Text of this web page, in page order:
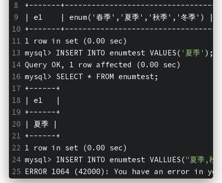
+-------+-----------------------------------
| e1    | enum('春季','夏季','秋季','冬季
+-------+-----------------------------------
1 row in set (0.00 sec)
mysql> INSERT INTO enumtest VALUES( '夏季' );
Query OK, 1 row affected (0.00 sec)
mysql> SELECT * FROM enumtest;
+------+
| e1   |
+------+
| 夏季 |
+------+
1 row in set (0.00 sec)
mysql> INSERT INTO enumtest VALLUES("夏季,秋
ERROR 1064 (42000): You have an error in